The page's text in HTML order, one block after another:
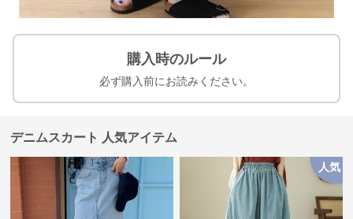
購入時のルール
必ず購入前にお読みください。
デニムスカート 人気アイテム
人気